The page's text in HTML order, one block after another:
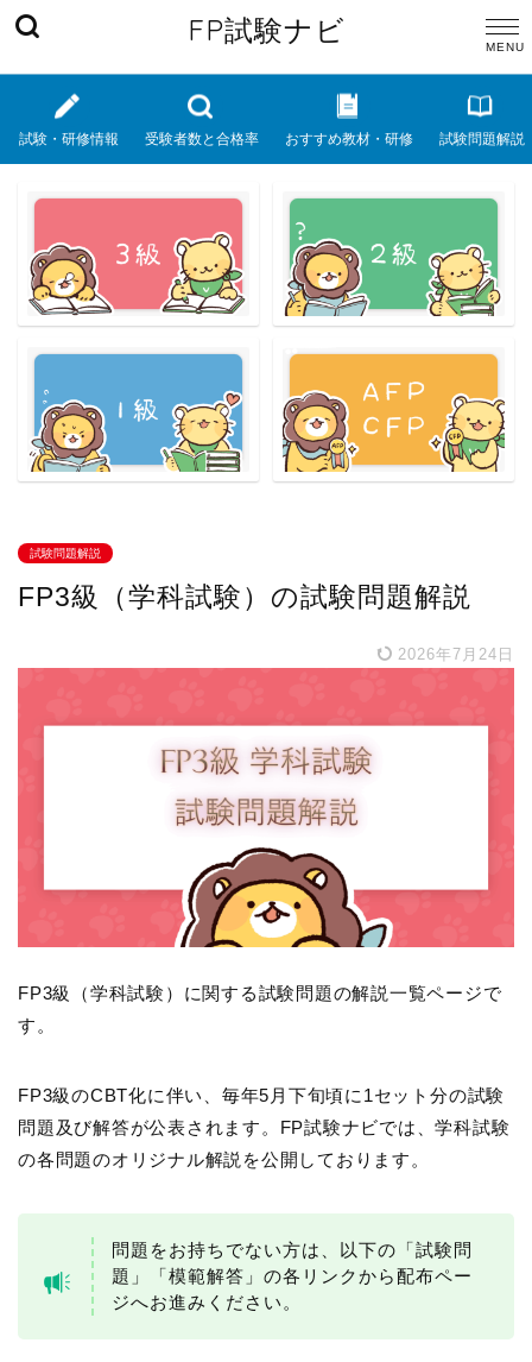
FP試験ナビ
試験・研修情報 受験者数と合格率 おすすめ教材・研修 試験問題解説
試験問題解説
FP3級（学科試験）の試験問題解説
2026年7月24日
FP3級（学科試験）に関する試験問題の解説一覧ページで
す。
FP3級のCBT化に伴い、毎年5月下旬頃に1セット分の試験
問題及び解答が公表されます。FP試験ナビでは、学科試験
の各問題のオリジナル解説を公開しております。
問題をお持ちでない方は、以下の「試験問
題」「模範解答」の各リンクから配布ペー
ジへお進みください。